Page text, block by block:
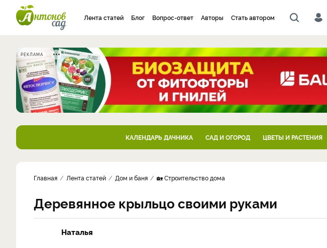
Лента статей Блог Вопрос-ответ Авторы Стать автором
РЕКЛАМА
КАЛЕНДАРЬ ДАЧНИКА САД И ОГОРОД ЦВЕТЫ И РАСТЕНИЯ
Главная Лента статей Дом и баня 🏡 Строительство дома
Деревянное крыльцо своими руками
Наталья